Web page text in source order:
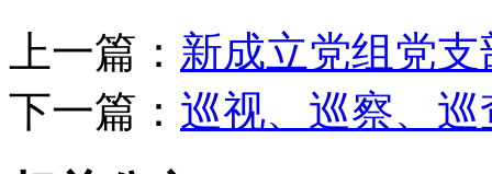
上一篇： 新成立党组党
下一篇： 巡视、巡察、